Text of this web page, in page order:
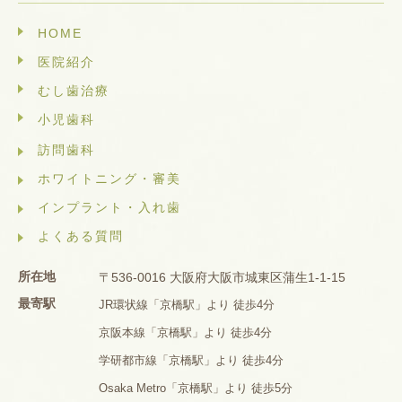
HOME
医院紹介
むし歯治療
小児歯科
訪問歯科
ホワイトニング・審美
インプラント・入れ歯
よくある質問
所在地
〒536-0016 大阪府大阪市城東区蒲生1-1-15
最寄駅
JR環状線「京橋駅」より 徒歩4分
京阪本線「京橋駅」より 徒歩4分
学研都市線「京橋駅」より 徒歩4分
Osaka Metro「京橋駅」より 徒歩5分